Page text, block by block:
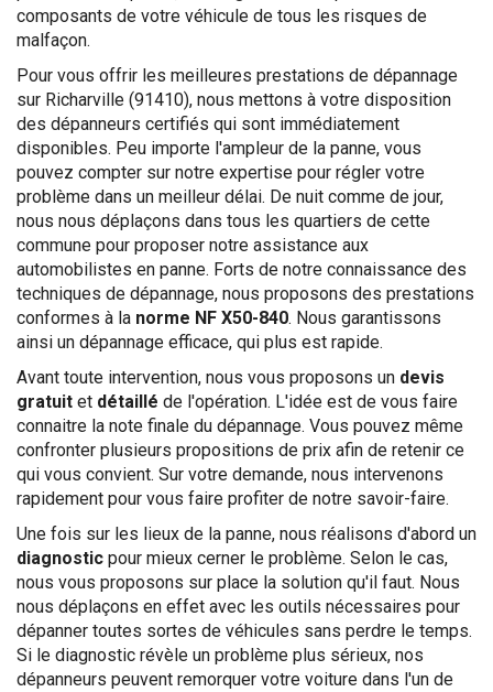
composants de votre véhicule de tous les risques de
malfaçon.
Pour vous offrir les meilleures prestations de dépannage
sur Richarville (91410), nous mettons à votre disposition
des dépanneurs certifiés qui sont immédiatement
disponibles. Peu importe l'ampleur de la panne, vous
pouvez compter sur notre expertise pour régler votre
problème dans un meilleur délai. De nuit comme de jour,
nous nous déplaçons dans tous les quartiers de cette
commune pour proposer notre assistance aux
automobilistes en panne. Forts de notre connaissance des
techniques de dépannage, nous proposons des prestations
conformes à la norme NF X50-840. Nous garantissons
ainsi un dépannage efficace, qui plus est rapide.
Avant toute intervention, nous vous proposons un devis
gratuit et détaillé de l'opération. L'idée est de vous faire
connaitre la note finale du dépannage. Vous pouvez même
confronter plusieurs propositions de prix afin de retenir ce
qui vous convient. Sur votre demande, nous intervenons
rapidement pour vous faire profiter de notre savoir-faire.
Une fois sur les lieux de la panne, nous réalisons d'abord un
diagnostic pour mieux cerner le problème. Selon le cas,
nous vous proposons sur place la solution qu'il faut. Nous
nous déplaçons en effet avec les outils nécessaires pour
dépanner toutes sortes de véhicules sans perdre le temps.
Si le diagnostic révèle un problème plus sérieux, nos
dépanneurs peuvent remorquer votre voiture dans l'un de